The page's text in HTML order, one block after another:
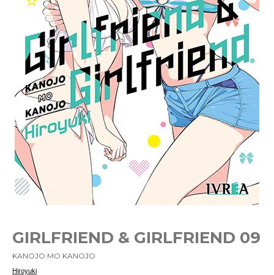
GIRLFRIEND & GIRLFRIEND 09
KANOJO MO KANOJO
Hiroyuki